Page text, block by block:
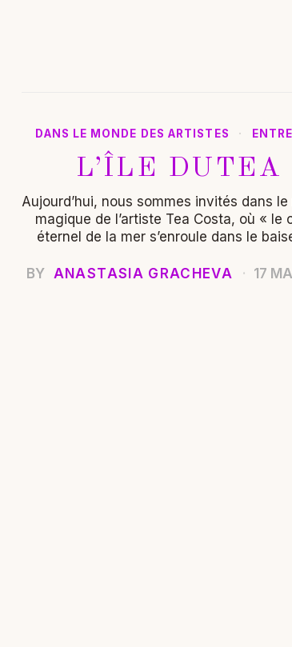
DANS LE MONDE DES ARTISTES ·
L’ÎLE DUTEA
Aujourd’hui, nous sommes invités dans le
magique de l’artiste Tea Costa, où « le
éternel de la mer s’enroule dans le
BY ANASTASIA GRACHEVA 17